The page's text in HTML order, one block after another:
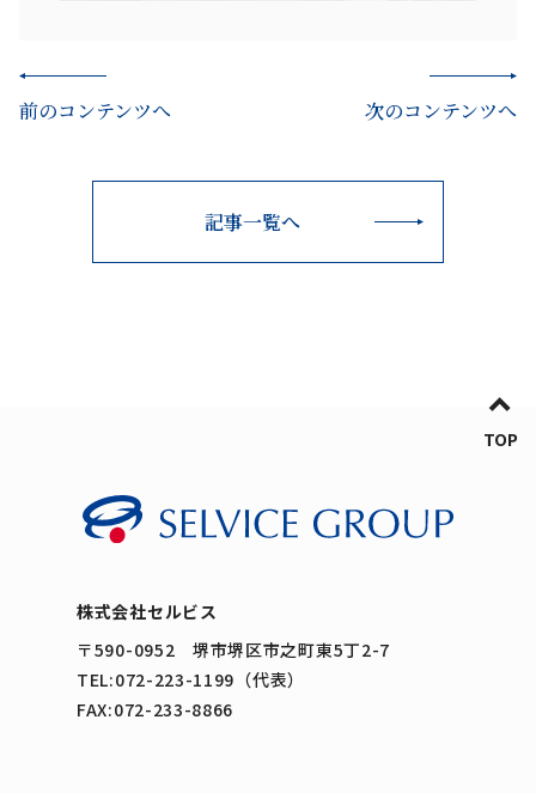
TOP
前のコンテンツへ 次のコンテンツへ
記事一覧へ
株式会社セルビス
〒590-0952 堺市堺区市之町東5丁2-7
TEL:072-223-1199（代表）
FAX:072-233-8866